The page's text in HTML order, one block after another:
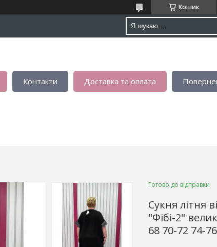
Кошик
Контакти Доставка та оплата
Готово до відправки
Сукня літня
"Фібі-2"
68 70-72 74-76